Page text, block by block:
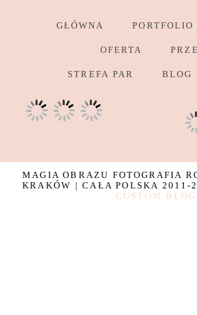
GŁÓWNA PORTFOLIO
OFERTA
STREFA PAR BLOG
MAGIA OBRAZU FOTOGRAFIA
KRAKÓW | CAŁA POLSKA 2011-
CUSTOM BLOG